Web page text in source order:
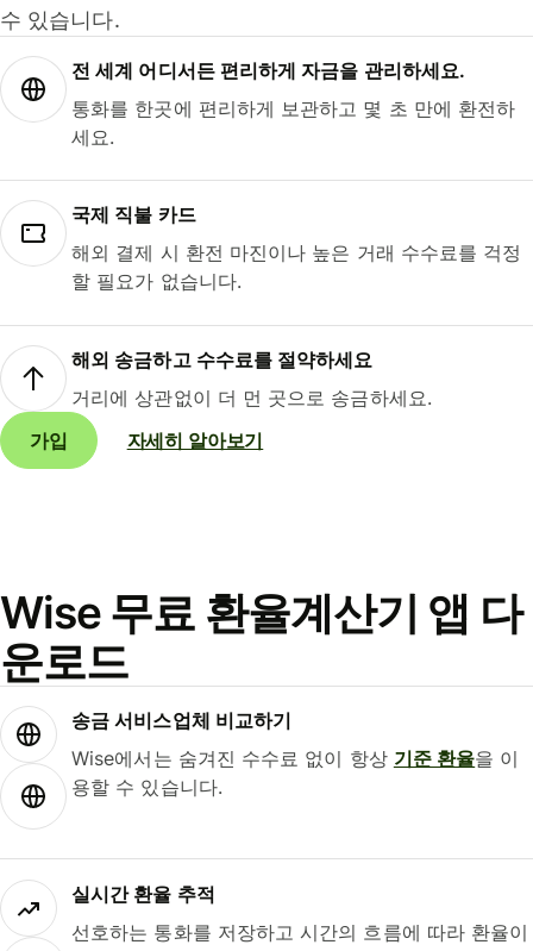
수 있습니다.
전 세계 어디서든 편리하게 자금을 관리하세요.
통화를 한곳에 편리하게 보관하고 몇 초 만에 환전하
세요.
국제 직불 카드
해외 결제 시 환전 마진이나 높은 거래 수수료를 걱정
할 필요가 없습니다.
해외 송금하고 수수료를 절약하세요
거리에 상관없이 더 먼 곳으로 송금하세요.
가입
자세히 알아보기
Wise 무료 환율계산기 앱 다
운로드
송금 서비스업체 비교하기
Wise에서는 숨겨진 수수료 없이 항상 기준 환율을 이
용할 수 있습니다.
실시간 환율 추적
선호하는 통화를 저장하고 시간의 흐름에 따라 환율이